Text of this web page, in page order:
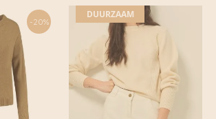
-20%
DUURZAAM